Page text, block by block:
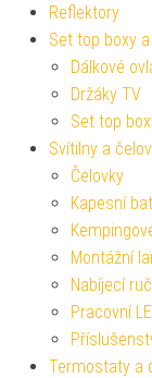
Reflektory
Set top boxy
Dálkové
Držáky TV
Set top
Svítilny a
Čelovky
Kapesní
Montážní
Nabíjecí
Pracovní
Termostaty a